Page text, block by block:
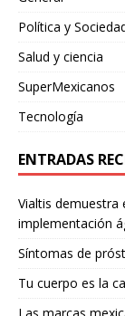
Política y
Salud y ciencia
SuperMexicanos
Tecnología
ENTRADAS
Vialtis demuestra
implementación
Síntomas de
Tu cuerpo es la